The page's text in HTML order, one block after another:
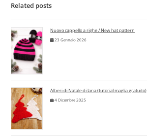
Related posts
Nuovo cappello a righe / New hat pattern
23 Gennaio 2026
Alberi di Natale di lana (tutorial maglia gratuito)
4 Dicembre 2025